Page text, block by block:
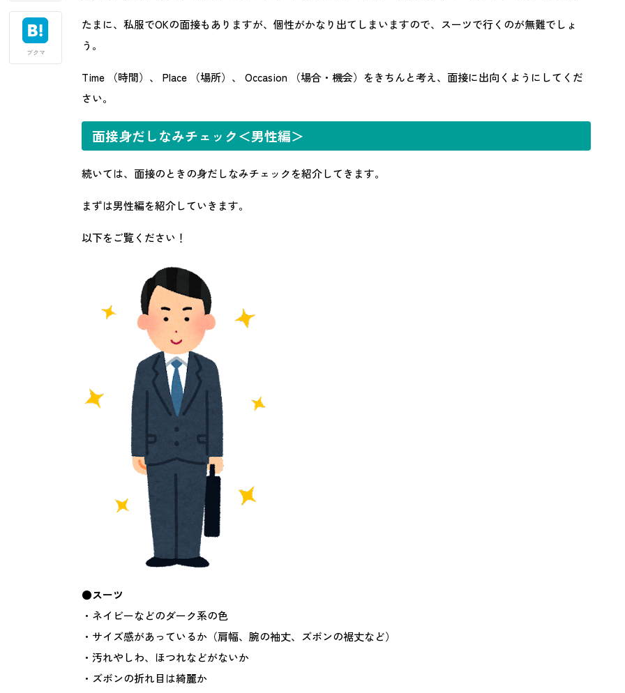
たまに、私服でOKの面接もありますが、個性がかなり出てしまいますので、スーツで行くのが無難でしょ
う。
Time （時間）、 Place （場所）、 Occasion （場合・機会）をきちんと考え、面接に出向くようにしてくだ
さい。
面接身だしなみチェック＜男性編＞
続いては、面接のときの身だしなみチェックを紹介してきます。
まずは男性編を紹介していきます。
以下をご覧ください！
●スーツ
・ネイビーなどのダーク系の色
・サイズ感があっているか（肩幅、腕の袖丈、ズボンの裾丈など）
・汚れやしわ、ほつれなどがないか
・ズボンの折れ目は綺麗か
ブクマ